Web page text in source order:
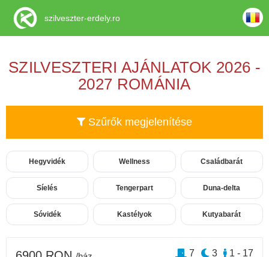
SZILVESZTERI AJÁNLATOK 2026 -
2027 ROMÁNIA
Szűrők megjelenítése
Hegyvidék Wellness Családbarát
Síelés Tengerpart Duna-delta
Sóvidék Kastélyok Kutyabarát
1 - 17
3
7
szilveszter-erdely.ro